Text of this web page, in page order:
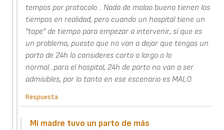
tempos por protocolo... Nada de malao bueno tienen los
tiempos en realidad, pero cuando un hospital tiene un
"tope" de tiempo para empezar a intervenir, sí que es
un problema, puesto que no van a dejar que tengas un
parto de 24h lo consideres corto o largo o lo
normal...para el hospital, 24h de parto no van a ser
admisibles, por lo tanto en ese escenario es MALO.
Respuesta
Mi madre tuvo un parto de más